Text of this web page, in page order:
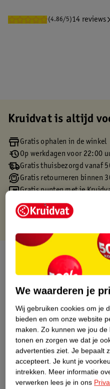
(4.86/5)14 reviews
Kruidvat is altijd
Gratis ophalen in de winkel
Op werkdagen voor 22:00
Gratis thuisbezorgd vanaf
Gratis retourneren binnen
Gratis punten met je
Over dit product
Etiketinformatie
Nature Impact Score
Dit
Impact
Meer
We waarderen je
Wij gebruiken cookies om je
bieden en om onze website
maken. Zo kunnen we jou
tonen en zorgen we dat je
advertenties ziet. Je bepaalt
accepteert. Je kunt je
intrekken. Meer informatie
verwerken lees je in ons